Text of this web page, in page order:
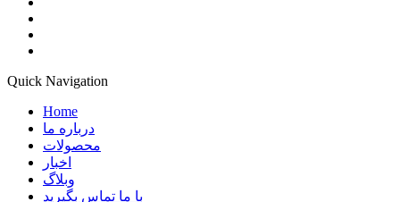
Quick Navigation
Home
درباره ما
محصولات
اخبار
وبلاگ
با ما تماس بگیرید